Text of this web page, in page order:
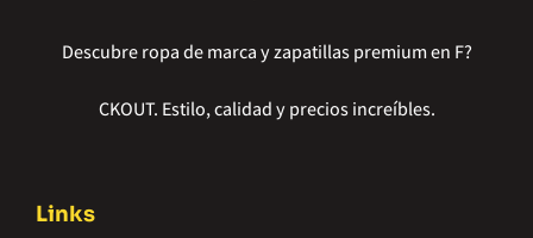
Descubre ropa de marca y zapatillas premium en F?
CKOUT. Estilo, calidad y precios increíbles.
Links